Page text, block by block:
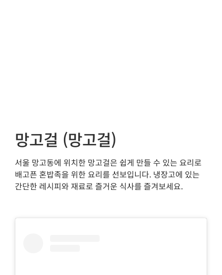
망고걸 (망고걸)
서울 망고동에 위치한 망고걸은 쉽게 만들 수 있는 요리로
배고픈 혼밥족을 위한 요리를 선보입니다. 냉장고에 있는
간단한 레시피와 재료로 즐거운 식사를 즐겨보세요.